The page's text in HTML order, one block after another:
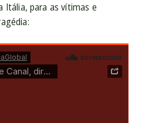
Itália, para as vítimas e